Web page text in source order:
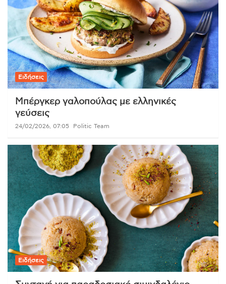
Ειδήσεις
Μπέργκερ γαλοπούλας με ελληνικές
γεύσεις
24/02/2026, 07:05 Politic Team
Ειδήσεις